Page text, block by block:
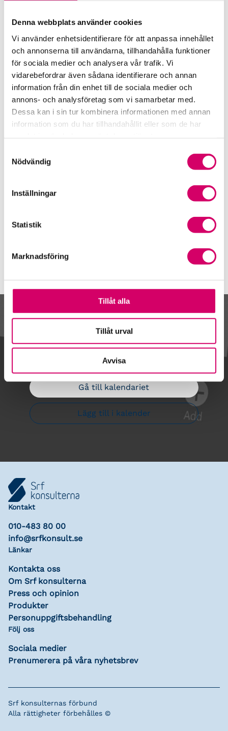
Denna webbplats använder cookies
Vi använder enhetsidentifierare för att anpassa innehållet
och annonserna till användarna, tillhandahålla funktioner
för sociala medier och analysera vår trafik. Vi
vidarebefordrar även sådana identifierare och annan
information från din enhet till de sociala medier och
annons- och analysföretag som vi samarbetar med.
Dessa kan i sin tur kombinera informationen med annan
information som du har tillhandahållit eller som de har
Nödvändig
Inställningar
Statistik
Marknadsföring
Tillåt alla
Tillåt urval
Avvisa
Remisser
Samverkan med myndigheter och organisationer
Srf Fokusrapport 2024 – insikter för hållbart
företagande
Våra nyhetskanaler
Tidningen Konsulten
Öppet brev till Myndigheten för yrkeshögskolan
Framtidsutsikter i lönebranschen
Kalendarium
Gå till kalendariet
Lägg till i kalender
Kontakt
010-483 80 00
info@srfkonsult.se
Länkar
Kontakta oss
Om Srf konsulterna
Press och opinion
Produkter
Personuppgiftsbehandling
Följ oss
Sociala medier
Prenumerera på våra nyhetsbrev
Srf konsulternas förbund
Alla rättigheter förbehålles ©